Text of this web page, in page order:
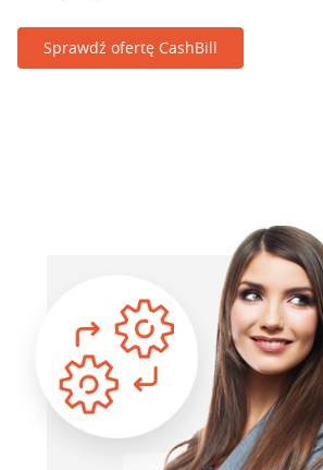
Sprawdź ofertę CashBill